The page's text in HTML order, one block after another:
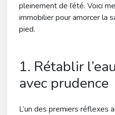
pleinement de l’été. Voici
immobilier pour amorcer la
pied.
1. Rétablir
avec prudence
L’un des premiers réflexes